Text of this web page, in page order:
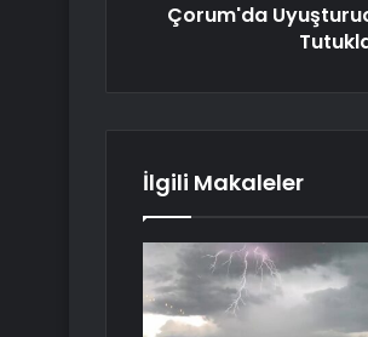
Çorum'da
İlgili Makaleler